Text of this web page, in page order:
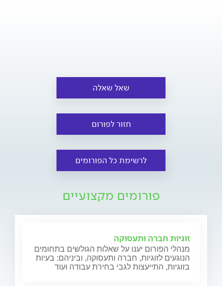
שאל שאלה
חזור לפורום
לרשימת כל הפורומים
פורומים מקצועיים
זוגיות חברה ותעסוקה
מנהלי הפורום יענו על שאלות הגולשים בתחומים
הנוגעים לזוגיות, חברה ותעסוקה, וביניהם: בעיות
בזוגיות, התייעצות לגבי בחירת עבודה ועוד